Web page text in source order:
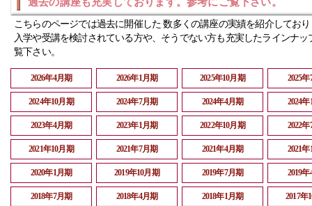
こちらのページでは過去に開催した 数多くの講座の実績を紹介してお
入学や受講を検討されている方や、そうでない方も充実したラインナッ
覧下さい。
2026年4月期 2026年1月期 2025年10月期 2025
2024年10月期 2024年7月期 2024年4月期 2024
2023年4月期 2023年1月期 2022年10月期 2022
2021年10月期 2021年7月期 2021年4月期 2021
2020年1月期 2019年10月期 2019年7月期 2019
2018年7月期 2018年4月期 2018年1月期 2017年